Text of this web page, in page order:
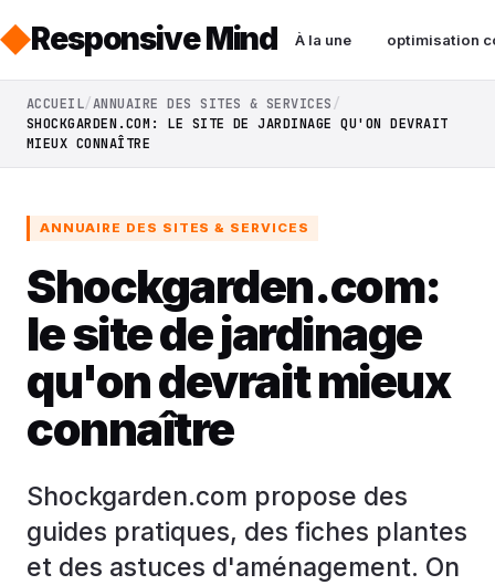
Responsive Mind À la une optimisation
ACCUEIL ANNUAIRE DES SITES & SERVICES
SHOCKGARDEN.COM: LE SITE DE JARDINAGE QU'ON DEVRAIT
MIEUX CONNAÎTRE
ANNUAIRE DES SITES & SERVICES
Shockgarden.com:
le site de jardinage
qu'on devrait mieux
connaître
Shockgarden.com propose des
guides pratiques, des fiches plantes
et des astuces d'aménagement. On